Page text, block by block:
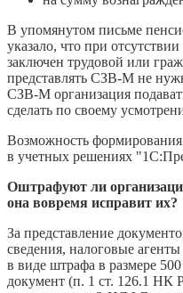
В упомянутом письме
указало, что при
заключен трудовой или
представлять СЗВ-М не
СЗВ-М организация
сделать по своему
Возможность
в учетных решениях
Оштрафуют ли
она вовремя исправит их?
За представление
сведения, налоговые
в виде штрафа в размере
документ (п. 1 ст. 126.1 НК